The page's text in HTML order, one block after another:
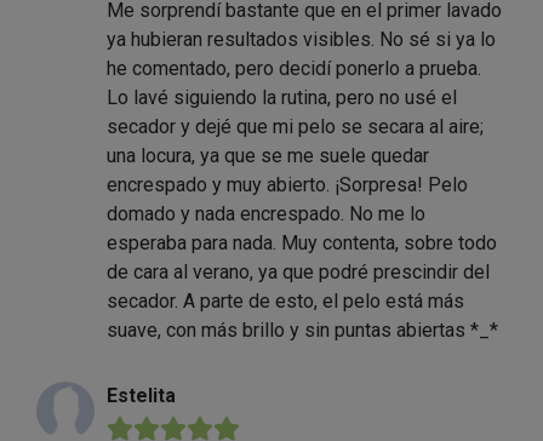
Me sorprendí bastante que en el primer lavado
ya hubieran resultados visibles. No sé si ya lo
he comentado, pero decidí ponerlo a prueba.
Lo lavé siguiendo la rutina, pero no usé el
secador y dejé que mi pelo se secara al aire;
una locura, ya que se me suele quedar
encrespado y muy abierto. ¡Sorpresa! Pelo
domado y nada encrespado. No me lo
esperaba para nada. Muy contenta, sobre todo
de cara al verano, ya que podré prescindir del
secador. A parte de esto, el pelo está más
suave, con más brillo y sin puntas abiertas *_*
Estelita
★★★★★